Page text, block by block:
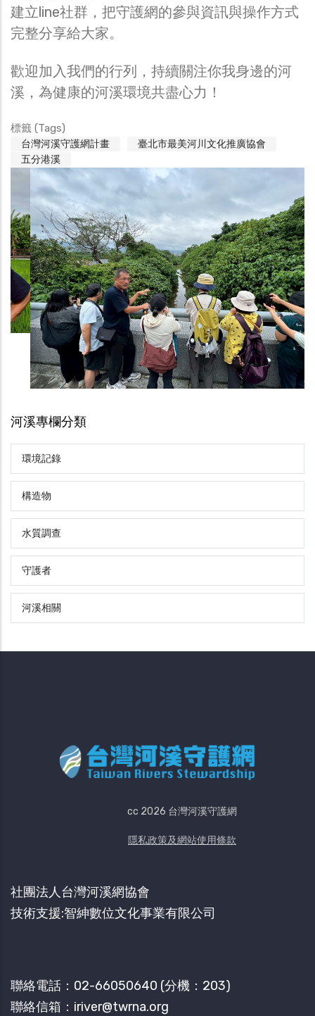
建立line社群，把守護網的參與資訊與操作方式
完整分享給大家。
歡迎加入我們的行列，持續關注你我身邊的河
溪，為健康的河溪環境共盡心力！
標籤 (Tags)
台灣河溪守護網計畫
臺北市最美河川文化推廣協會
五分港溪
河溪專欄分類
環境記錄
構造物
水質調查
守護者
河溪相關
cc 2026 台灣河溪守護網
隱私政策及網站使用條款
社團法人台灣河溪網協會
技術支援:智紳數位文化事業有限公司
聯絡​電話：02-66050640​ (分機：203)
聯絡信箱：iriver@twrna.org